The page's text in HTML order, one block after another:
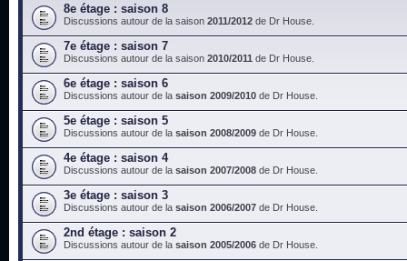
8e étage : saison 8
Discussions autour de la saison 2011/2012 de Dr House.
7e étage : saison 7
Discussions autour de la saison 2010/2011 de Dr House.
6e étage : saison 6
Discussions autour de la saison 2009/2010 de Dr House.
5e étage : saison 5
Discussions autour de la saison 2008/2009 de Dr House.
4e étage : saison 4
Discussions autour de la saison 2007/2008 de Dr House.
3e étage : saison 3
Discussions autour de la saison 2006/2007 de Dr House.
2nd étage : saison 2
Discussions autour de la saison 2005/2006 de Dr House.